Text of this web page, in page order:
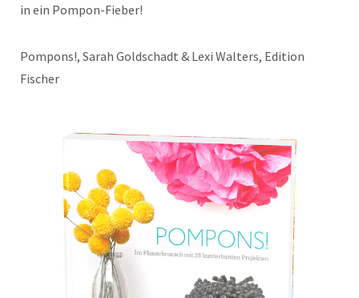
in ein Pompon-Fieber!
Pompons!, Sarah Goldschadt & Lexi Walters, Edition
Fischer